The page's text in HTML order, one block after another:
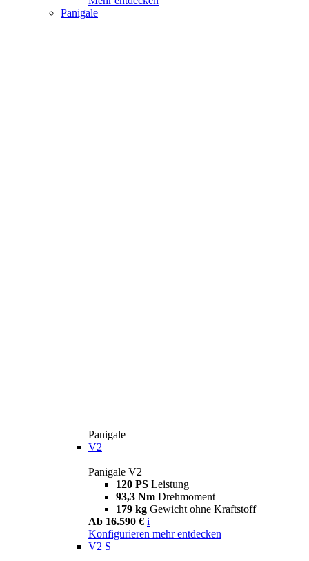
Panigale
Panigale
V2
Panigale V2
120 PS Leistung
93,3 Nm Drehmoment
179 kg Gewicht ohne Kraftstoff
Ab 16.590 € i
Konfigurieren mehr entdecken
V2 S